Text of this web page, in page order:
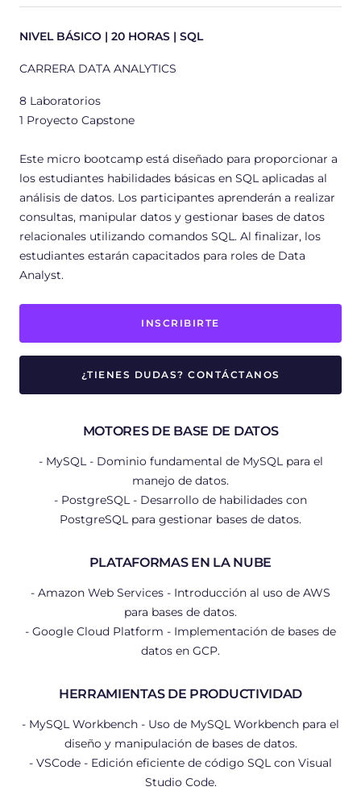
de
venta
NIVEL BÁSICO | 20 HORAS | SQL
CARRERA DATA ANALYTICS
8 Laboratorios
1 Proyecto Capstone
Este micro bootcamp está diseñado para proporcionar a
los estudiantes habilidades básicas en SQL aplicadas al
análisis de datos. Los participantes aprenderán a realizar
consultas, manipular datos y gestionar bases de datos
relacionales utilizando comandos SQL. Al finalizar, los
estudiantes estarán capacitados para roles de Data
Analyst.
INSCRIBIRTE
¿TIENES DUDAS? CONTÁCTANOS
MOTORES DE BASE DE DATOS
- MySQL - Dominio fundamental de MySQL para el
manejo de datos.
- PostgreSQL - Desarrollo de habilidades con
PostgreSQL para gestionar bases de datos.
PLATAFORMAS EN LA NUBE
- Amazon Web Services - Introducción al uso de AWS
para bases de datos.
- Google Cloud Platform - Implementación de bases de
datos en GCP.
HERRAMIENTAS DE PRODUCTIVIDAD
- MySQL Workbench - Uso de MySQL Workbench para el
diseño y manipulación de bases de datos.
- VSCode - Edición eficiente de código SQL con Visual
Studio Code.